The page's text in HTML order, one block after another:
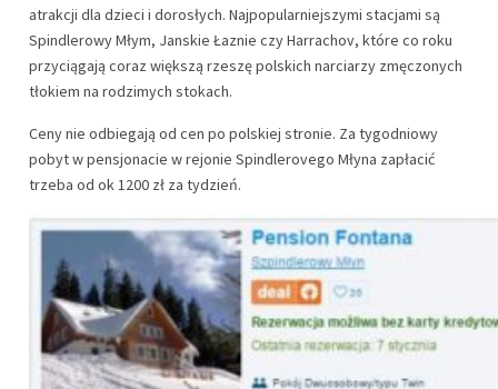
atrakcji dla dzieci i dorosłych. Najpopularniejszymi stacjami są
Spindlerowy Młym, Janskie Łaznie czy Harrachov, które co roku
przyciągają coraz większą rzeszę polskich narciarzy zmęczonych
tłokiem na rodzimych stokach.
Ceny nie odbiegają od cen po polskiej stronie. Za tygodniowy
pobyt w pensjonacie w rejonie Spindlerovego Młyna zapłacić
trzeba od ok 1200 zł za tydzień.